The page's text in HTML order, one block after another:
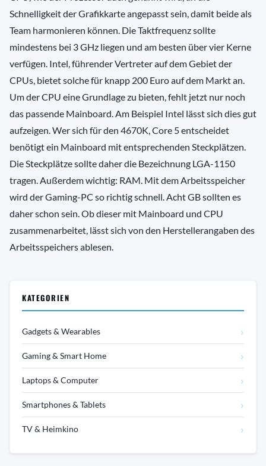
Schnelligkeit der Grafikkarte angepasst sein, damit beide als
Team harmonieren können. Die Taktfrequenz sollte
mindestens bei 3 GHz liegen und am besten über vier Kerne
verfügen. Intel, führender Vertreter auf dem Gebiet der
CPUs, bietet solche für knapp 200 Euro auf dem Markt an.
Um der CPU eine Grundlage zu bieten, fehlt jetzt nur noch
das passende Mainboard. Am Beispiel Intel lässt sich dies gut
aufzeigen. Wer sich für den 4670K, Core 5 entscheidet
benötigt ein Mainboard mit entsprechenden Steckplätzen.
Die Steckplätze sollte daher die Bezeichnung LGA-1150
tragen. Außerdem wichtig: RAM. Mit dem Arbeitsspeicher
wird der Gaming-PC so richtig schnell. Acht GB sollten es
daher schon sein. Ob dieser mit Mainboard und CPU
zusammenarbeitet, lässt sich von den Herstellerangaben des
Arbeitsspeichers ablesen.
KATEGORIEN
Gadgets & Wearables ›
Gaming & Smart Home ›
Laptops & Computer ›
Smartphones & Tablets ›
TV & Heimkino ›